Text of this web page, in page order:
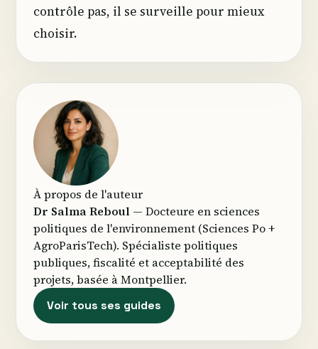
contrôle pas, il se surveille pour mieux
choisir.
À propos de l'auteur
Dr Salma Reboul — Docteure en sciences
politiques de l'environnement (Sciences Po +
AgroParisTech). Spécialiste politiques
publiques, fiscalité et acceptabilité des
projets, basée à Montpellier.
Voir tous ses guides